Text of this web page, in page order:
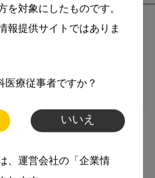
を対象にしたものです。
報提供サイトではありま
医療従事者ですか？
いいえ
、運営会社の「企業情
コラム
の健康」 第1回：